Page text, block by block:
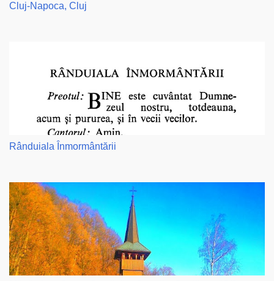
Cluj-Napoca, Cluj
Rânduiala Înmormântării